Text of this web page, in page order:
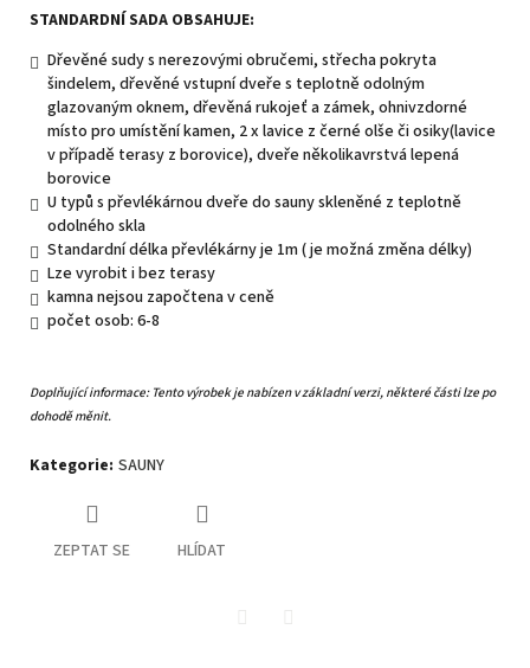
STANDARDNÍ SADA OBSAHUJE:
Dřevěné sudy s nerezovými obručemi, střecha pokryta
šindelem, dřevěné vstupní dveře s teplotně odolným
glazovaným oknem, dřevěná rukojeť a zámek, ohnivzdorné
místo pro umístění kamen, 2 x lavice z černé olše či osiky(lavice
v případě terasy z borovice), dveře několikavrstvá lepená
borovice
U typů s převlékárnou dveře do sauny skleněné z teplotně
odolného skla
Standardní délka převlékárny je 1m ( je možná změna délky)
Lze vyrobit i bez terasy
kamna nejsou započtena v ceně
počet osob: 6-8
Doplňující informace: Tento výrobek je nabízen v základní verzi, některé části lze po
dohodě měnit.
Kategorie: SAUNY
ZEPTAT SE HLÍDAT